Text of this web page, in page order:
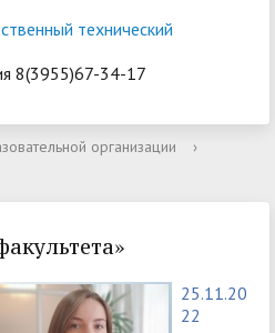
технический
8(3955)67-34-17
организации
›
25.11.20
22